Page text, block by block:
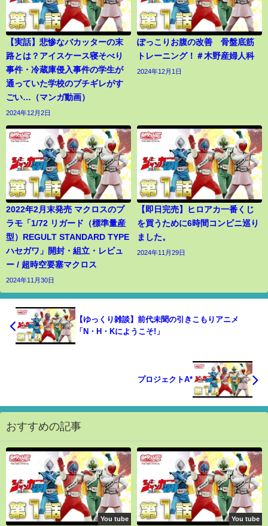
【実話】悲惨なバカッターの末
路とは？アイスケース寝そべり
事件・冷蔵庫侵入事件の学生が
通っていた学校のブチギレがす
ごい…（マンガ動画）
2024年12月2日
ぽっこりお腹の改善 骨盤底筋
トレーニング！＃木野産婦人科
2024年12月1日
2022年2月末発売 マクロスのプ
ラモ「1/72 リガード（標準量産
型）REGULT STANDARD TYPE
ハセガワ」開封・組立・レビュ
ー / 超時空要塞マクロス
2024年11月30日
【即日完売】ヒロアカ一番くじ
を買うために6時間コンビニ巡り
ました。
2024年11月29日
【ゆっくり雑談】前代未聞の引きこもりアニメ
「N・H・Kにようこそ!」
プロジェクトA*
おすすめの記事
You tube You tube